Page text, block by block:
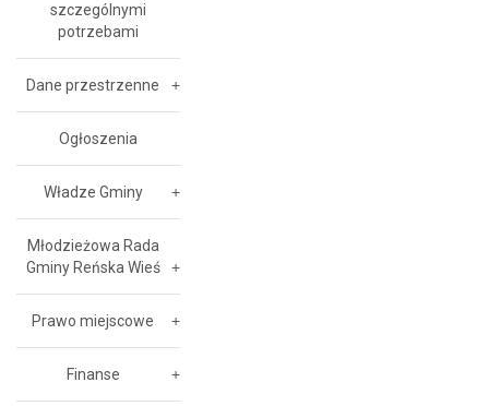
szczególnymi
potrzebami
Dane przestrzenne
Ogłoszenia
Władze Gminy
Młodzieżowa Rada
Gminy Reńska Wieś
Prawo miejscowe
Finanse